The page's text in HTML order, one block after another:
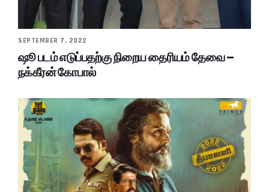
SEPTEMBER 7, 2022
ஷூ படம் எடுப்பதற்கு நிறைய தைரியம் தேவை –
நக்கீரன் கோபால்